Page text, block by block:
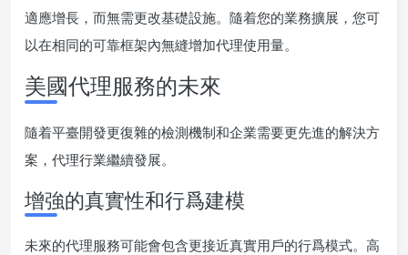
適應增長，而無需更改基礎設施。隨着您的業務擴展，您可
以在相同的可靠框架內無縫增加代理使用量。
美國代理服務的未來
隨着平臺開發更復雜的檢測機制和企業需要更先進的解決方
案，代理行業繼續發展。
增強的真實性和行爲建模
未來的代理服務可能會包含更接近真實用戶的行爲模式。高